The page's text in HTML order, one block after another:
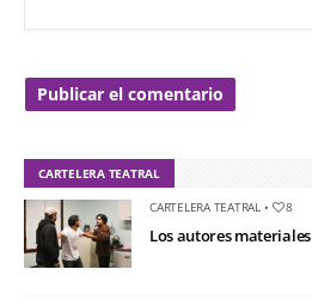
CARTELERA TEATRAL
CARTELERA TEATRAL• 8
Los autores materiales